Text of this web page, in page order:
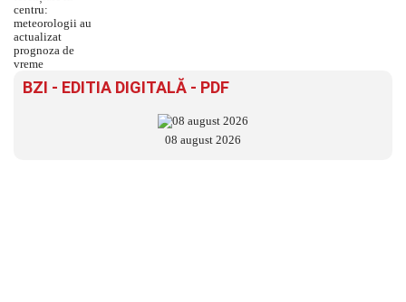
BZI - EDITIA DIGITALĂ - PDF
08 august 2026